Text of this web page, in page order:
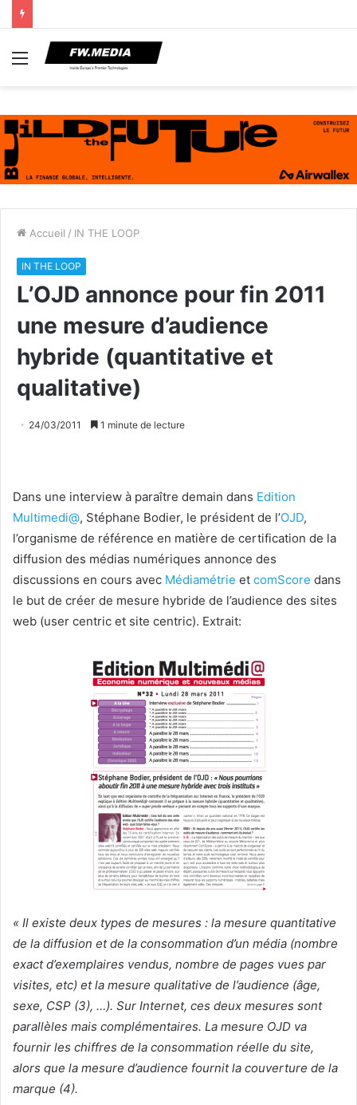
Menu
Accueil / IN THE LOOP
IN THE LOOP
L’OJD annonce pour fin 2011
une mesure d’audience
hybride (quantitative et
qualitative)
24/03/2011 1 minute de lecture
Dans une interview à paraître demain dans Edition
Multimedi@, Stéphane Bodier, le président de l’OJD,
l’organisme de référence en matière de certification de la
diffusion des médias numériques annonce des
discussions en cours avec Médiamétrie et comScore dans
le but de créer de mesure hybride de l’audience des sites
web (user centric et site centric). Extrait:
« Il existe deux types de mesures : la mesure quantitative
de la diffusion et de la consommation d’un média (nombre
exact d’exemplaires vendus, nombre de pages vues par
visites, etc) et la mesure qualitative de l’audience (âge,
sexe, CSP (3), …). Sur Internet, ces deux mesures sont
parallèles mais complémentaires. La mesure OJD va
fournir les chiffres de la consommation réelle du site,
alors que la mesure d’audience fournit la couverture de la
marque (4).